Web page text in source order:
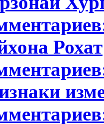
Рохат